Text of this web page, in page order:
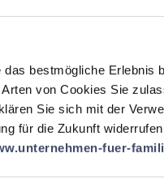
bestmögliche Erlebnis
von Cookies Sie
Sie sich mit der
für die Zukunft
fuer-
vielfältige